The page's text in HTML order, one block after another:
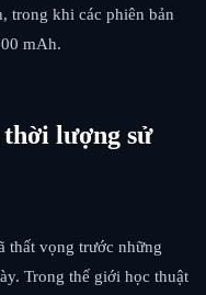
trong khi các phiên bản
mAh.
thời lượng sử
thất vọng trước những
Trong thế giới học thuật